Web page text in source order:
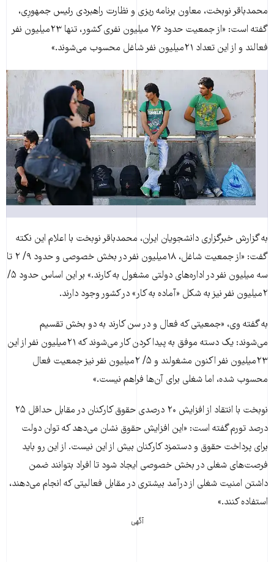
محمدباقر نوبخت، معاون برنامه ریزی و نظارت راهبردی رئیس جمهورِی،
گفته است: «از جمعیت حدود ۷۶ میلیون نفری کشور، تنها ۲۳میلیون نفر
فعالند و از این تعداد ۲۱میلیون نفر شاغل محسوب می‌شوند.»
به گزارش خبرگزاری دانشجویان ایران، محمدباقر نوبخت با اعلام این نکته
گفت: «از جمعیت شاغل، ۱۸میلیون نفر در بخش خصوصی و حدود ۹/ ۲ تا
سه میلیون نفر در اداره‌های دولتی مشغول به کارند.» بر این اساس حدود ۵/
۲میلیون نفر نیز به شکل «آماده به کار» در کشور وجود دارند.
به گفته وی، «جمعیتی که فعال و در سن کارند به دو بخش تقسیم
می‌شوند: یک دسته موفق به پیدا کردن کار می‌شوند که ۲۱میلیون نفر از این
۲۳میلیون نفر اکنون مشغولند و ۵/ ۲میلیون نفر نیز جمعیت فعال
محسوب شده، اما شغلی برای آن‌ها فراهم نیست.»
نوبخت با انتقاد از افزایش ۲۰ درصدی حقوق کارکنان در مقابل حداقل ۲۵
درصد تورم گفته است: «این افزایش حقوق نشان می‌دهد که توان دولت
برای پرداخت حقوق و دستمزد کارکنان بیش از این نیست. از این رو باید
فرصت‌های شغلی در بخش خصوصی ایجاد شود تا افراد بتوانند ضمن
داشتن امنیت شغلی از درآمد بیشتری در مقابل فعالیتی که انجام می‌دهند،
استفاده کنند.»
آگهی